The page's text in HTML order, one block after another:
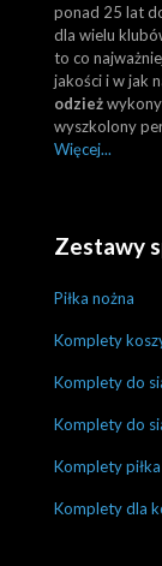
ponad 25 lat
dla wielu
to co
jakości i w jak
odzież
wyszkolony
Więcej...
Zestawy
Piłka nożna
Komplety
Komplety do
Komplety do
Komplety
Komplety dla